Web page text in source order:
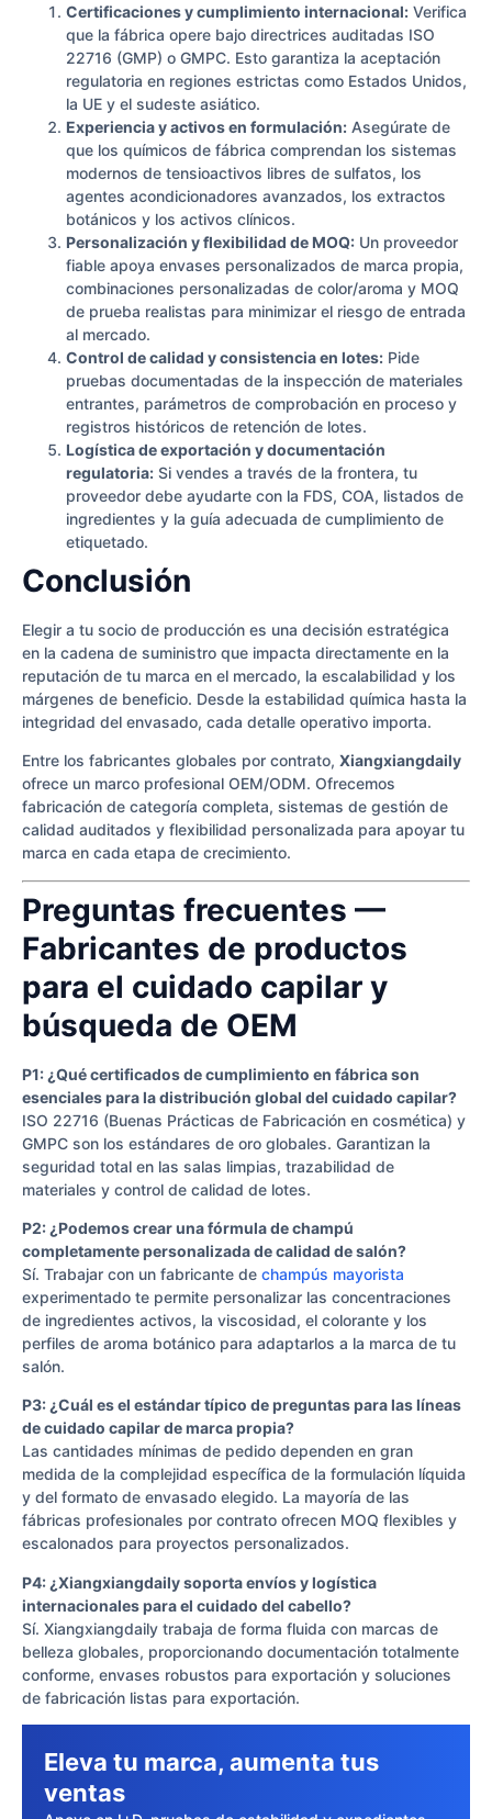
Certificaciones y cumplimiento internacional: Verifica
que la fábrica opere bajo directrices auditadas ISO
22716 (GMP) o GMPC. Esto garantiza la aceptación
regulatoria en regiones estrictas como Estados Unidos,
la UE y el sudeste asiático.
Experiencia y activos en formulación: Asegúrate de
que los químicos de fábrica comprendan los sistemas
modernos de tensioactivos libres de sulfatos, los
agentes acondicionadores avanzados, los extractos
botánicos y los activos clínicos.
Personalización y flexibilidad de MOQ: Un proveedor
fiable apoya envases personalizados de marca propia,
combinaciones personalizadas de color/aroma y MOQ
de prueba realistas para minimizar el riesgo de entrada
al mercado.
Control de calidad y consistencia en lotes: Pide
pruebas documentadas de la inspección de materiales
entrantes, parámetros de comprobación en proceso y
registros históricos de retención de lotes.
Logística de exportación y documentación
regulatoria: Si vendes a través de la frontera, tu
proveedor debe ayudarte con la FDS, COA, listados de
ingredientes y la guía adecuada de cumplimiento de
etiquetado.
Conclusión
Elegir a tu socio de producción es una decisión estratégica
en la cadena de suministro que impacta directamente en la
reputación de tu marca en el mercado, la escalabilidad y los
márgenes de beneficio. Desde la estabilidad química hasta la
integridad del envasado, cada detalle operativo importa.
Entre los fabricantes globales por contrato, Xiangxiangdaily
ofrece un marco profesional OEM/ODM. Ofrecemos
fabricación de categoría completa, sistemas de gestión de
calidad auditados y flexibilidad personalizada para apoyar tu
marca en cada etapa de crecimiento.
Preguntas frecuentes —
Fabricantes de productos
para el cuidado capilar y
búsqueda de OEM
P1: ¿Qué certificados de cumplimiento en fábrica son
esenciales para la distribución global del cuidado capilar?
ISO 22716 (Buenas Prácticas de Fabricación en cosmética) y
GMPC son los estándares de oro globales. Garantizan la
seguridad total en las salas limpias, trazabilidad de
materiales y control de calidad de lotes.
P2: ¿Podemos crear una fórmula de champú
completamente personalizada de calidad de salón?
Sí. Trabajar con un fabricante de champús mayorista
experimentado te permite personalizar las concentraciones
de ingredientes activos, la viscosidad, el colorante y los
perfiles de aroma botánico para adaptarlos a la marca de tu
salón.
P3: ¿Cuál es el estándar típico de preguntas para las líneas
de cuidado capilar de marca propia?
Las cantidades mínimas de pedido dependen en gran
medida de la complejidad específica de la formulación líquida
y del formato de envasado elegido. La mayoría de las
fábricas profesionales por contrato ofrecen MOQ flexibles y
escalonados para proyectos personalizados.
P4: ¿Xiangxiangdaily soporta envíos y logística
internacionales para el cuidado del cabello?
Sí. Xiangxiangdaily trabaja de forma fluida con marcas de
belleza globales, proporcionando documentación totalmente
conforme, envases robustos para exportación y soluciones
de fabricación listas para exportación.
Eleva tu marca, aumenta tus
ventas